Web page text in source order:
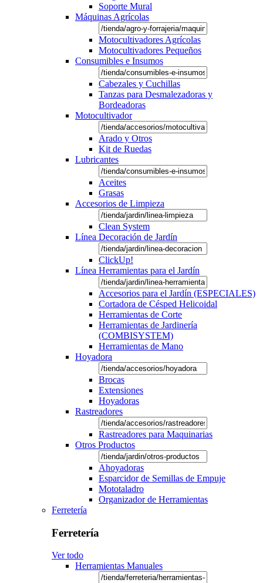
Soporte Mural
Máquinas Agrícolas
Motocultivadores Agrícolas
Motocultivadores Pequeños
Consumibles e Insumos
Cabezales y Cuchillas
Tanzas para Desmalezadoras y
Bordeadoras
Motocultivador
Arado y Otros
Kit de Ruedas
Lubricantes
Aceites
Grasas
Accesorios de Limpieza
Clean System
Línea Decoración de Jardín
ClickUp!
Línea Herramientas para el Jardín
Accesorios para el Jardín (ESPECIALES)
Cortadora de Césped Helicoidal
Herramientas de Corte
Herramientas de Jardinería
(COMBISYSTEM)
Herramientas de Mano
Hoyadora
Brocas
Extensiones
Hoyadoras
Rastreadores
Rastreadores para Maquinarias
Otros Productos
Ahoyadoras
Esparcidor de Semillas de Empuje
Mototaladro
Organizador de Herramientas
Ferretería
Ferretería
Ver todo
Herramientas Manuales